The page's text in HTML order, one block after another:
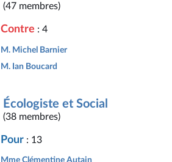
(47 membres)
Contre : 4
M. Michel Barnier
M. Ian Boucard
Écologiste et Social
(38 membres)
Pour : 13
Mme Clémentine Autain